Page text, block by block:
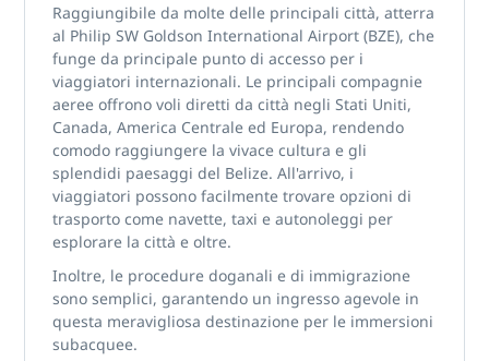
Raggiungibile da molte delle principali città, atterra
al Philip SW Goldson International Airport (BZE), che
funge da principale punto di accesso per i
viaggiatori internazionali. Le principali compagnie
aeree offrono voli diretti da città negli Stati Uniti,
Canada, America Centrale ed Europa, rendendo
comodo raggiungere la vivace cultura e gli
splendidi paesaggi del Belize. All'arrivo, i
viaggiatori possono facilmente trovare opzioni di
trasporto come navette, taxi e autonoleggi per
esplorare la città e oltre.
Inoltre, le procedure doganali e di immigrazione
sono semplici, garantendo un ingresso agevole in
questa meravigliosa destinazione per le immersioni
subacquee.